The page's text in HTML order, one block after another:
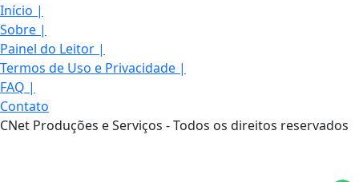
Início |
Sobre |
Painel do Leitor |
Termos de Uso e Privacidade |
FAQ |
Contato
CNet Produções e Serviços - Todos os direitos reservados
Termos de Uso e Privacidade
Esse site utiliza cookies para melhorar sua
experiência de navegação. Ao continuar o acesso,